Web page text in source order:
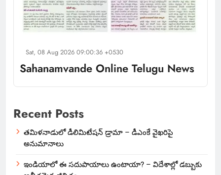
Sat, 08 Aug 2026 09:00:36 +0530
Sahanamvande Online Telugu News
Recent Posts
తమిళనాడులో డీలిమిటేషన్ డ్రామా – డీఎంకే వైఖరిపై
అనుమానాలు
ఇండియాలో‌ ఈ సదుపాయాలు ఉంటాయా? – విదేశాల్లో డబ్బుకు